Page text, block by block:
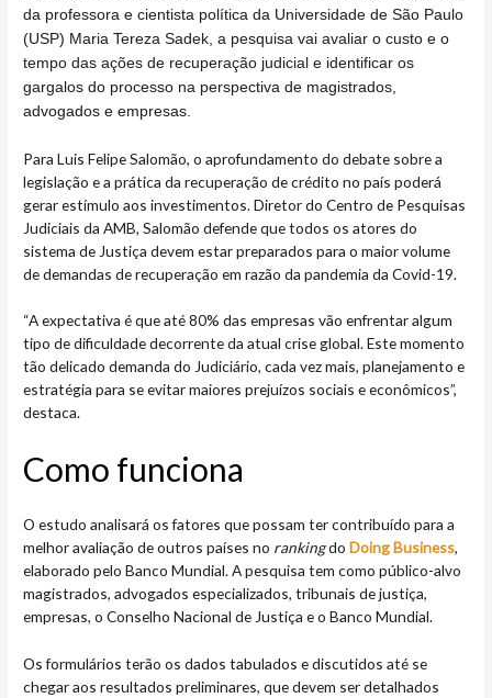
da professora e cientista política da Universidade de São Paulo
(USP) Maria Tereza Sadek, a pesquisa vai avaliar o custo e o
tempo das ações de recuperação judicial e identificar os
gargalos do processo na perspectiva de magistrados,
advogados e empresas.
Para Luis Felipe Salomão, o aprofundamento do debate sobre a
legislação e a prática da recuperação de crédito no país poderá
gerar estímulo aos investimentos. Diretor do Centro de Pesquisas
Judiciais da AMB, Salomão defende que todos os atores do
sistema de Justiça devem estar preparados para o maior volume
de demandas de recuperação em razão da pandemia da Covid-19.
“A expectativa é que até 80% das empresas vão enfrentar algum
tipo de dificuldade decorrente da atual crise global. Este momento
tão delicado demanda do Judiciário, cada vez mais, planejamento e
estratégia para se evitar maiores prejuízos sociais e econômicos”,
destaca.
Como funciona
O estudo analisará os fatores que possam ter contribuído para a
melhor avaliação de outros países no rankingdoDoing Business,
elaborado pelo Banco Mundial. A pesquisa tem como público-alvo
magistrados, advogados especializados, tribunais de justiça,
empresas, o Conselho Nacional de Justiça e o Banco Mundial.
Os formulários terão os dados tabulados e discutidos até se
chegar aos resultados preliminares, que devem ser detalhados